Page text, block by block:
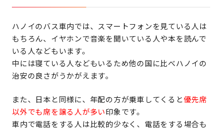
ハノイのバス車内では、スマートフォンを見ている人は
もちろん、イヤホンで音楽を聞いている人や本を読んで
いる人などもいます。
中には寝ている人などもいるため他の国に比べハノイの
治安の良さがうかがえます。
また、日本と同様に、年配の方が乗車してくると優先席
以外でも席を譲る人が多い印象です。
車内で電話をする人は比較的少なく、電話をする場合も